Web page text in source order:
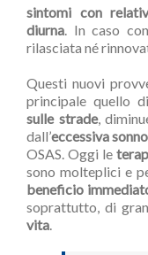
sintomi con
diurna. In caso
rilasciata né
Questi nuovi
principale quello di
sulle strade,
dall’eccessiva
OSAS. Oggi le
sono molteplici e
beneficio
soprattutto, di
vita.